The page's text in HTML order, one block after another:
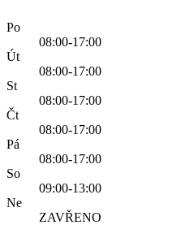
Po
08:00-17:00
Út
08:00-17:00
St
08:00-17:00
Čt
08:00-17:00
Pá
08:00-17:00
So
09:00-13:00
Ne
ZAVŘENO